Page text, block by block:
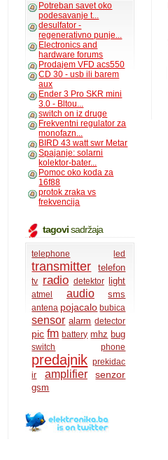
Potreban savet oko
podesavanje t...
desulfator -
regenerativno punje...
Electronics and
hardware forums
Prodajem VFD acs550
CD 30 - usb ili barem
aux
Ender 3 Pro SKR mini
3.0 - Bltou...
switch on iz druge
Frekventni regulator za
monofazn...
BIRD 43 watt swr Metar
Spajanje: solarni
kolektor-bater...
Pomoc oko koda za
16f88
protok zraka vs
frekvencija
tagovisadržaja
telephone led
transmitter telefon
tv radio detektor light
atmel audio sms
antena pojacalo bubica
sensor alarm detector
pic fm battery mhz bug
switch phone
predajnik prekidac
ir
amplifier senzor
gsm